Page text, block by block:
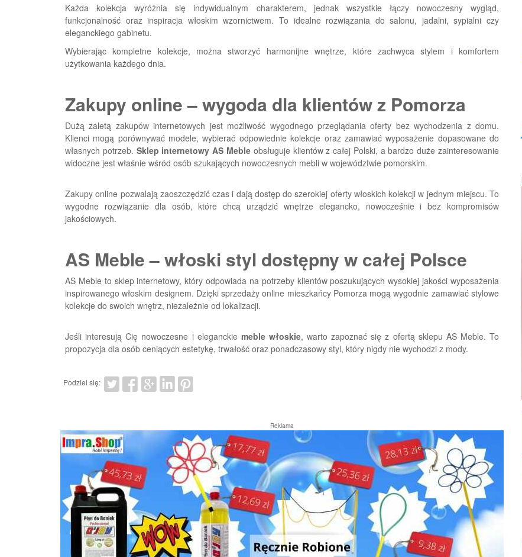
Każda kolekcja wyróżnia się indywidualnym charakterem, jednak wszystkie łączy nowoczesny wygląd,
funkcjonalność oraz inspiracja włoskim wzornictwem. To idealne rozwiązania do salonu, jadalni, sypialni czy
eleganckiego gabinetu.
Wybierając kompletne kolekcje, można stworzyć harmonijne wnętrze, które zachwyca stylem i komfortem
użytkowania każdego dnia.
Zakupy online – wygoda dla klientów z Pomorza
Dużą zaletą zakupów internetowych jest możliwość wygodnego przeglądania oferty bez wychodzenia z domu.
Klienci mogą porównywać modele, wybierać odpowiednie kolekcje oraz zamawiać wyposażenie dopasowane do
własnych potrzeb. Sklep internetowy AS Mebleobsługuje klientów z całej Polski, a bardzo duże zainteresowanie
widoczne jest właśnie wśród osób szukających nowoczesnych mebli w województwie pomorskim.
Zakupy online pozwalają zaoszczędzić czas i dają dostęp do szerokiej oferty włoskich kolekcji w jednym miejscu. To
wygodne rozwiązanie dla osób, które chcą urządzić wnętrze elegancko, nowocześnie i bez kompromisów
jakościowych.
AS Meble – włoski styl dostępny w całej Polsce
AS Meble to sklep internetowy, który odpowiada na potrzeby klientów poszukujących wysokiej jakości wyposażenia
inspirowanego włoskim designem. Dzięki sprzedaży online mieszkańcy Pomorza mogą wygodnie zamawiać stylowe
kolekcje do swoich wnętrz, niezależnie od lokalizacji.
Jeśli interesują Cię nowoczesne i eleganckie meble włoskie, warto zapoznać się z ofertą sklepu AS Meble. To
propozycja dla osób ceniących estetykę, trwałość oraz ponadczasowy styl, który nigdy nie wychodzi z mody.
Podziel się:
Reklama